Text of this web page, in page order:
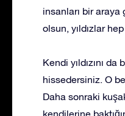
insanları bir araya
olsun, yıldızlar
Kendi yıldızını
hissedersiniz. O
Daha sonraki
kendilerine